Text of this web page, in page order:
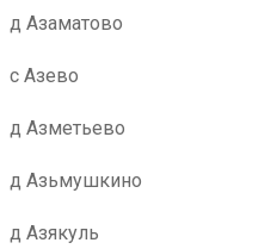
д Азаматово
с Азево
д Азметьево
д Азьмушкино
д Азякуль